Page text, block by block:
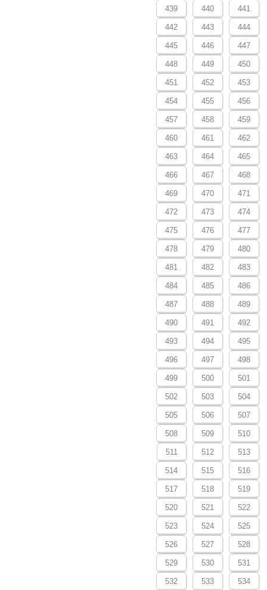
439 440 441
442 443 444
445 446 447
448 449 450
451 452 453
454 455 456
457 458 459
460 461 462
463 464 465
466 467 468
469 470 471
472 473 474
475 476 477
478 479 480
481 482 483
484 485 486
487 488 489
490 491 492
493 494 495
496 497 498
499 500 501
502 503 504
505 506 507
508 509 510
511 512 513
514 515 516
517 518 519
520 521 522
523 524 525
526 527 528
529 530 531
532 533 534